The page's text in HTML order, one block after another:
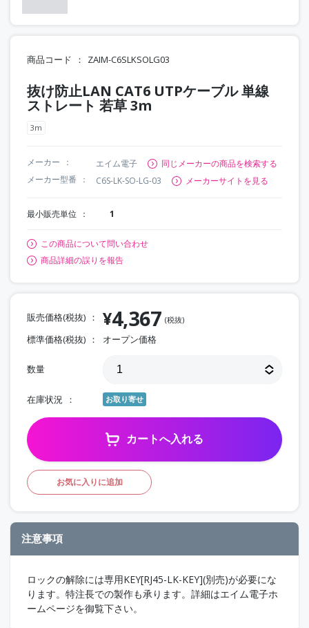
商品コード ZAIM-C6SLKSOLG03
抜け防止LAN CAT6 UTPケーブル 単線
ストレート 若草 3m
3m
メーカー エイム電子
同じメーカーの商品を検索する
メーカー型番
C6S-LK-SO-LG-03 メーカーサイトを見る
最小販売単位 1
この商品について問い合わせ
商品詳細の誤りを報告
販売価格(税抜) ¥4,367 (税抜)
標準価格(税抜) オープン価格
数量
在庫状況 お取り寄せ
カートへ入れる
お気に入りに追加
注意事項
ロックの解除には専用KEY[RJ45-LK-KEY](別売)が必要にな
ります。特注長での製作も承ります。詳細はエイム電子ホ
ームページを御覧下さい。